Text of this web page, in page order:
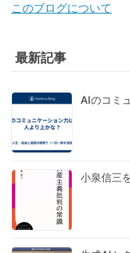
このブログについて
最新記事
AIのコミ
小泉信三